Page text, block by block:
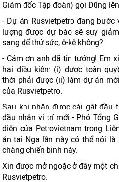
Giám đốc Tập đoàn) gọi Dũng
- Dự án Rusvietpetro đang bước
lượng được dự báo sẽ suy
sang để thử sức, ô-kê không?
- Cám ơn anh đã tin tưởng! Em
hai điều kiện: (i) được toàn
thời phải được (ii) làm dự án
của Rusvietpetro.
Sau khi nhận được cái gật đầu
đầu nhận vị trí mới - Phó Tổng
diện của Petrovietnam trong
án tại Nga lần này có thể nói là
chàng chiến binh này.
Xin được mở ngoặc ở đây một
Rusvietpetro.